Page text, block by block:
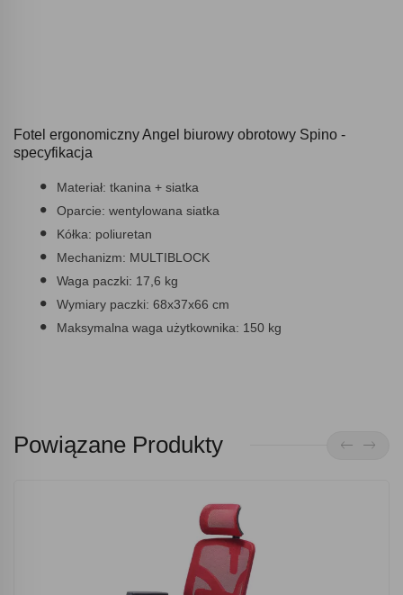
Fotel ergonomiczny Angel biurowy obrotowy Spino -
specyfikacja
Materiał: tkanina + siatka
Oparcie: wentylowana siatka
Kółka: poliuretan
Mechanizm: MULTIBLOCK
Waga paczki: 17,6 kg
Wymiary paczki: 68x37x66 cm
Maksymalna waga użytkownika: 150 kg
Powiązane Produkty